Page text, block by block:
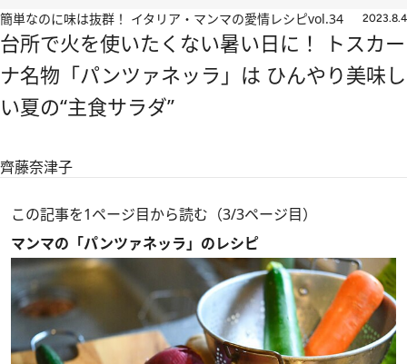
簡単なのに味は抜群！ イタリア・マンマの愛情レシピvol.34 2023.8.4
台所で火を使いたくない暑い日に！ トスカー
ナ名物「パンツァネッラ」は ひんやり美味し
い夏の“主食サラダ”
齊藤奈津子
この記事を1ページ目から読む（3/3ページ目）
マンマの「パンツァネッラ」のレシピ